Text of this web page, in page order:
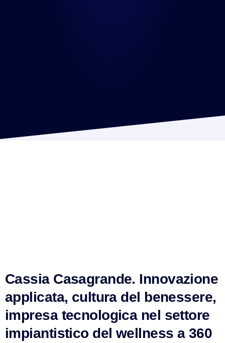
Cassia Casagrande. Innovazione
applicata, cultura del benessere,
impresa tecnologica nel settore
impiantistico del wellness a 360